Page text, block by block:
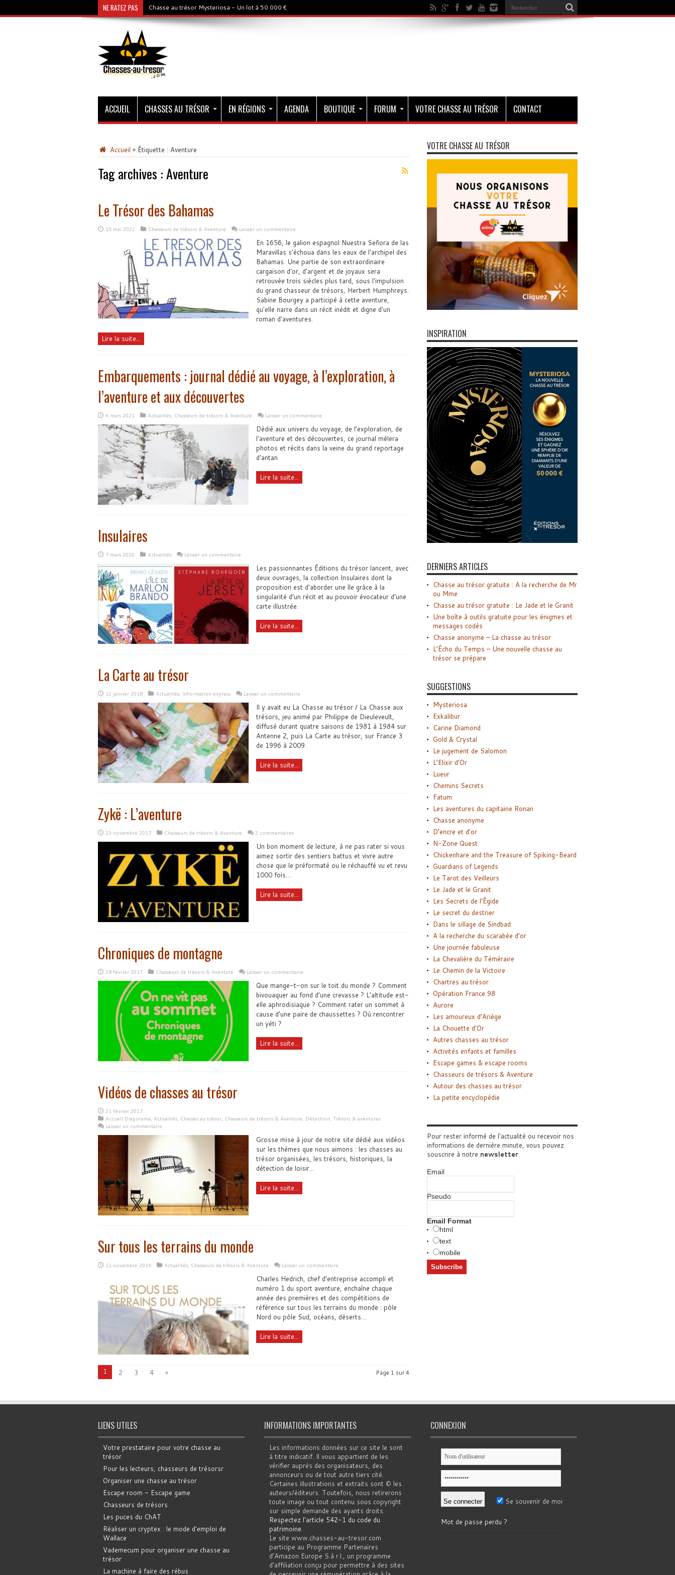
NE RATEZ PAS Chasse au trésor Mysteriosa - Un lot à 50 000 €
ACCUEIL CHASSES AU TRÉSOR EN RÉGIONS AGENDA BOUTIQUE FORUM VOTRE CHASSE AU TRÉSOR CONTACT
Accueil » Étiquette : Aventure
Tag archives :Aventure
Le Trésor des Bahamas
15 mai 2022 Chasseurs de trésors & Aventure Laisser un commentaire
En 1656, le galion espagnol Nuestra Señora de las
Maravillas s'échoua dans les eaux de l'archipel des
Bahamas. Une partie de son extraordinaire
cargaison d'or, d'argent et de joyaux sera
retrouvée trois siècles plus tard, sous l'impulsion
du grand chasseur de trésors, Herbert Humphreys.
Sabine Bourgey a participé à cette aventure,
qu'elle narre dans un récit inédit et digne d'un
roman d'aventures.
Lire la suite...
Embarquements : journal dédié au voyage, à l’exploration, à
l’aventure et aux découvertes
4 mars 2021 Actualités, Chasseurs de trésors & Aventure Laisser un commentaire
Dédié aux univers du voyage, de l’exploration, de
l'aventure et des découvertes, ce journal mêlera
photos et récits dans la veine du grand reportage
d'antan
Lire la suite...
Insulaires
7 mars 2020 Actualités Laisser un commentaire
Les passionnantes Éditions du trésor lancent, avec
deux ouvrages, la collection Insulaires dont la
proposition est d'aborder une île grâce à la
singularité d’un récit et au pouvoir évocateur d’une
carte illustrée.
Lire la suite...
La Carte au trésor
12 janvier 2018 Actualités, Information express Laisser un commentaire
Il y avait eu La Chasse au trésor / La Chasse aux
trésors, jeu animé par Philippe de Dieuleveult,
diffusé durant quatre saisons de 1981 à 1984 sur
Antenne 2, puis La Carte au trésor, sur France 3
de 1996 à 2009
Lire la suite...
Zykë : L’aventure
23 novembre 2017 Chasseurs de trésors & Aventure 2 commentaires
Un bon moment de lecture, à ne pas rater si vous
aimez sortir des sentiers battus et vivre autre
chose que le préformaté ou le réchauffé vu et revu
1000 fois…
Lire la suite...
Chroniques de montagne
28 février 2017 Chasseurs de trésors & Aventure Laisser un commentaire
Que mange-t-on sur le toit du monde ? Comment
bivouaquer au fond d’une crevasse ? L’altitude est-
elle aphrodisiaque ? Comment rater un sommet à
cause d’une paire de chaussettes ? Où rencontrer
un yéti ?
Lire la suite...
Vidéos de chasses au trésor
21 février 2017
Accueil Diaporama, Actualités, Chasses au trésor, Chasseurs de trésors & Aventure, Détection, Trésors & aventures
Laisser un commentaire
Grosse mise à jour de notre site dédié aux vidéos
sur les thèmes que nous aimons : les chasses au
trésor organisées, les trésors, historiques, la
détection de loisir...
Lire la suite...
Sur tous les terrains du monde
11 novembre 2016 Actualités, Chasseurs de trésors & Aventure Laisser un commentaire
Charles Hedrich, chef d’entreprise accompli et
numéro 1 du sport aventure, enchaîne chaque
année des premières et des compétitions de
référence sur tous les terrains du monde : pôle
Nord ou pôle Sud, océans, déserts…
Lire la suite...
Page 1 sur 4
1 2 3 4 »
VOTRE CHASSE AU TRÉSOR
INSPIRATION
DERNIERS ARTICLES
Chasse au trésor gratuite : A la recherche de Mr
ou Mme
Chasse au trésor gratuite : Le Jade et le Granit
Une boîte à outils gratuite pour les énigmes et
messages codés
Chasse anonyme – La chasse au trésor
L’Écho du Temps – Une nouvelle chasse au
trésor se prépare
SUGGESTIONS
Mysteriosa
Exkalibur
Carine Diamond
Gold & Crystal
Le jugement de Salomon
L’Elixir d’Or
Lueur
Chemins Secrets
Fatum
Les aventures du capitaine Ronan
Chasse anonyme
D’encre et d’or
N-Zone Quest
Chickenhare and the Treasure of Spiking-Beard
Guardians of Legends
Le Tarot des Veilleurs
Le Jade et le Granit
Les Secrets de l’Égide
Le secret du destrier
Dans le sillage de Sindbad
A la recherche du scarabée d’or
Une journée fabuleuse
La Chevalière du Téméraire
Le Chemin de la Victoire
Chartres au trésor
Opération France 98
Aurore
Les amoureux d’Ariège
La Chouette d’Or
Autres chasses au trésor
Activités enfants et familles
Escape games & escape rooms
Chasseurs de trésors & Aventure
Autour des chasses au trésor
La petite encyclopédie
Pour rester informé de l'actualité ou recevoir nos
informations de dernière minute, vous pouvez
souscrire à notre newsletter.
Email
Pseudo
Email Format
html
text
mobile
LIENS UTILES
Votre prestataire pour votre chasse au
trésor
Pour les lecteurs, chasseurs de trésorsr
Organiser une chasse au trésor
Escape room - Escape game
Chasseurs de trésors
Les puces du ChAT
Réaliser un cryptex : le mode d'emploi de
Wallace
Vademecum pour organiser une chasse au
trésor
La machine à faire des rébus
INFORMATIONS IMPORTANTES
Les informations données sur ce site le sont
à titre indicatif. Il vous appartient de les
vérifier auprès des organisateurs, des
annonceurs ou de tout autre tiers cité.
Certaines illustrations et extraits sont © les
auteurs/éditeurs. Toutefois, nous retirerons
toute image ou tout contenu sous copyright
sur simple demande des ayants droits.
Respectez l'article 542-1 du code du
patrimoine.
Le site www.chasses-au-tresor.com
participe au Programme Partenaires
d’Amazon Europe S.à r.l., un programme
d’affiliation conçu pour permettre à des sites
CONNEXION
Se souvenir de moi
Mot de passe perdu ?